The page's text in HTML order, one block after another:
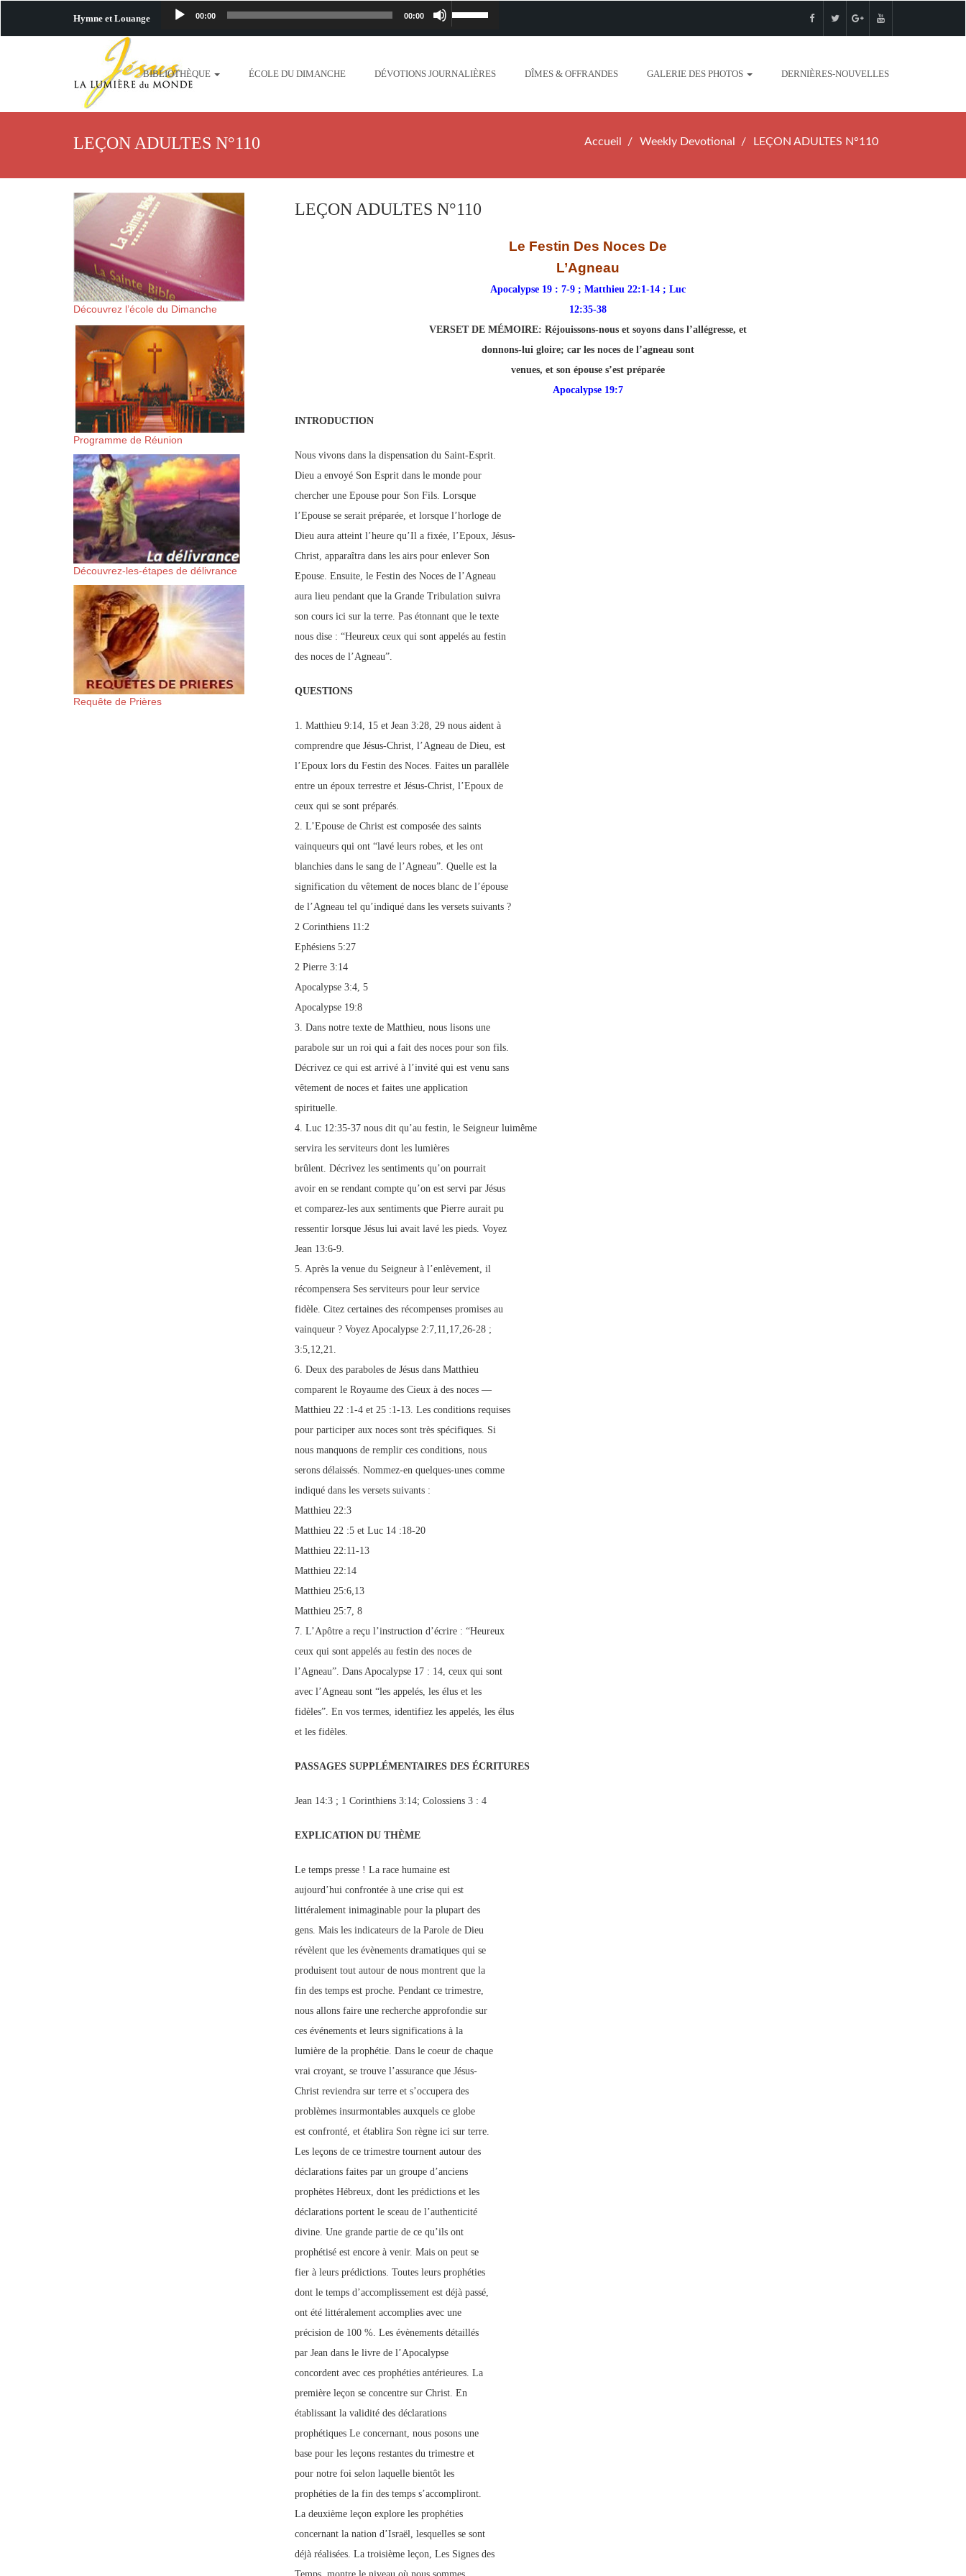
Hymne et Louange Lecteur
00:00 00:00 Utilisez
plus-pres-de-toi.mp3 http://www.lafoiapostolique.org/wp-
http://www.lafoiapostolique.org/wp-content/uploads/2018/06/Dieu-tout-puissant.mp3
http://www.lafoiapostolique.org/wp-content/uploads/2018/06/Cantique-tel-que-je-
suis-sans-rien-a-moi.mp3 http://www.lafoiapostolique.org/wp-
content/uploads/2018/06/Es-tu-lasse-rempli-de-tritesse.mp3
BIBLIOTHÈQUE ÉCOLE DU DIMANCHE DÉVOTIONS JOURNALIÈRES DÎMES & OFFRANDES GALERIE DES PHOTOS DERNIÈRES-NOUVELLES
LEÇON ADULTES N°110 Accueil Weekly Devotional LEÇON ADULTES N°110
Découvrez l’école du Dimanche
Programme de Réunion
Découvrez-les-étapes de délivrance
Requête de Prières
LEÇON ADULTES N°110
Le Festin Des Noces De
L’Agneau
Apocalypse 19 : 7-9 ; Matthieu 22:1-14 ; Luc
12:35-38
VERSET DE MÉMOIRE: Réjouissons-nous et soyons dans l’allégresse, et
donnons-lui gloire; car les noces de l’agneau sont
venues, et son épouse s’est préparée
Apocalypse 19:7
INTRODUCTION
Nous vivons dans la dispensation du Saint-Esprit.
Dieu a envoyé Son Esprit dans le monde pour
chercher une Epouse pour Son Fils. Lorsque
l’Epouse se serait préparée, et lorsque l’horloge de
Dieu aura atteint l’heure qu’Il a fixée, l’Epoux, Jésus-
Christ, apparaîtra dans les airs pour enlever Son
Epouse. Ensuite, le Festin des Noces de l’Agneau
aura lieu pendant que la Grande Tribulation suivra
son cours ici sur la terre. Pas étonnant que le texte
nous dise : “Heureux ceux qui sont appelés au festin
des noces de l’Agneau”.
QUESTIONS
1. Matthieu 9:14, 15 et Jean 3:28, 29 nous aident à
comprendre que Jésus-Christ, l’Agneau de Dieu, est
l’Epoux lors du Festin des Noces. Faites un parallèle
entre un époux terrestre et Jésus-Christ, l’Epoux de
ceux qui se sont préparés.
2. L’Epouse de Christ est composée des saints
vainqueurs qui ont “lavé leurs robes, et les ont
blanchies dans le sang de l’Agneau”. Quelle est la
signification du vêtement de noces blanc de l’épouse
de l’Agneau tel qu’indiqué dans les versets suivants ?
2 Corinthiens 11:2
Ephésiens 5:27
2 Pierre 3:14
Apocalypse 3:4, 5
Apocalypse 19:8
3. Dans notre texte de Matthieu, nous lisons une
parabole sur un roi qui a fait des noces pour son fils.
Décrivez ce qui est arrivé à l’invité qui est venu sans
vêtement de noces et faites une application
spirituelle.
4. Luc 12:35-37 nous dit qu’au festin, le Seigneur luimême
servira les serviteurs dont les lumières
brûlent. Décrivez les sentiments qu’on pourrait
avoir en se rendant compte qu’on est servi par Jésus
et comparez-les aux sentiments que Pierre aurait pu
ressentir lorsque Jésus lui avait lavé les pieds. Voyez
Jean 13:6-9.
5. Après la venue du Seigneur à l’enlèvement, il
récompensera Ses serviteurs pour leur service
fidèle. Citez certaines des récompenses promises au
vainqueur ? Voyez Apocalypse 2:7,11,17,26-28 ;
3:5,12,21.
6. Deux des paraboles de Jésus dans Matthieu
comparent le Royaume des Cieux à des noces —
Matthieu 22 :1-4 et 25 :1-13. Les conditions requises
pour participer aux noces sont très spécifiques. Si
nous manquons de remplir ces conditions, nous
serons délaissés. Nommez-en quelques-unes comme
indiqué dans les versets suivants :
Matthieu 22:3
Matthieu 22 :5 et Luc 14 :18-20
Matthieu 22:11-13
Matthieu 22:14
Matthieu 25:6,13
Matthieu 25:7, 8
7. L’Apôtre a reçu l’instruction d’écrire : “Heureux
ceux qui sont appelés au festin des noces de
l’Agneau”. Dans Apocalypse 17 : 14, ceux qui sont
avec l’Agneau sont “les appelés, les élus et les
fidèles”. En vos termes, identifiez les appelés, les élus
et les fidèles.
PASSAGES SUPPLÉMENTAIRES DES ÉCRITURES
Jean 14:3 ; 1 Corinthiens 3:14; Colossiens 3 : 4
EXPLICATION DU THÈME
Le temps presse ! La race humaine est
aujourd’hui confrontée à une crise qui est
littéralement inimaginable pour la plupart des
gens. Mais les indicateurs de la Parole de Dieu
révèlent que les évènements dramatiques qui se
produisent tout autour de nous montrent que la
fin des temps est proche. Pendant ce trimestre,
nous allons faire une recherche approfondie sur
ces événements et leurs significations à la
lumière de la prophétie. Dans le coeur de chaque
vrai croyant, se trouve l’assurance que Jésus-
Christ reviendra sur terre et s’occupera des
problèmes insurmontables auxquels ce globe
est confronté, et établira Son règne ici sur terre.
Les leçons de ce trimestre tournent autour des
déclarations faites par un groupe d’anciens
prophètes Hébreux, dont les prédictions et les
déclarations portent le sceau de l’authenticité
divine. Une grande partie de ce qu’ils ont
prophétisé est encore à venir. Mais on peut se
fier à leurs prédictions. Toutes leurs prophéties
dont le temps d’accomplissement est déjà passé,
ont été littéralement accomplies avec une
précision de 100 %. Les évènements détaillés
par Jean dans le livre de l’Apocalypse
concordent avec ces prophéties antérieures. La
première leçon se concentre sur Christ. En
établissant la validité des déclarations
prophétiques Le concernant, nous posons une
base pour les leçons restantes du trimestre et
pour notre foi selon laquelle bientôt les
prophéties de la fin des temps s’accompliront.
La deuxième leçon explore les prophéties
concernant la nation d’Israël, lesquelles se sont
déjà réalisées. La troisième leçon, Les Signes des